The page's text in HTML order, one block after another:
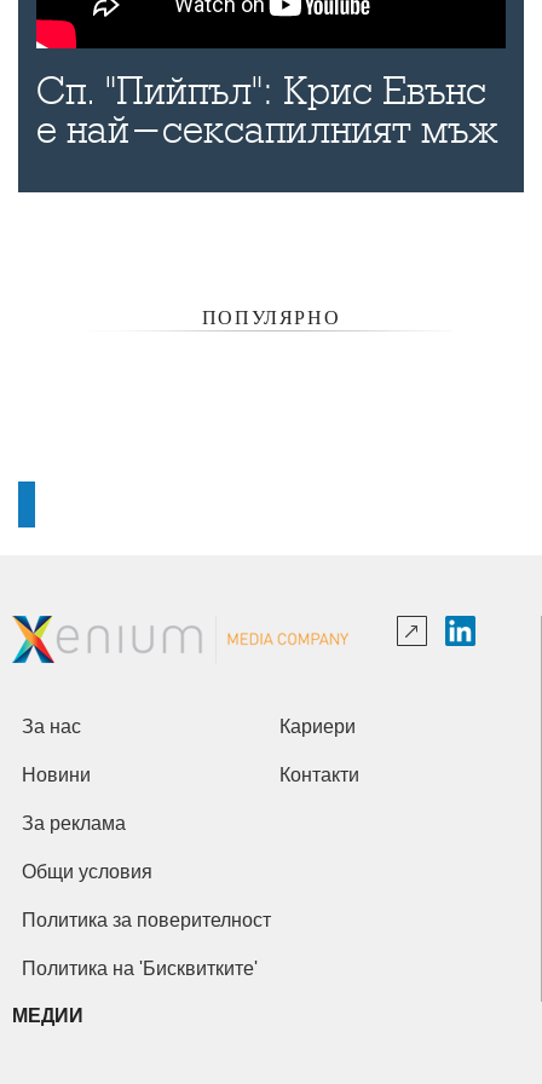
Сп. "Пийпъл": Крис Евънс
е най-сексапилният мъж
ПОПУЛЯРНО
За нас Кариери
Новини Контакти
За реклама
Общи условия
Политика за поверителност
Политика на 'Бисквитките'
МЕДИИ